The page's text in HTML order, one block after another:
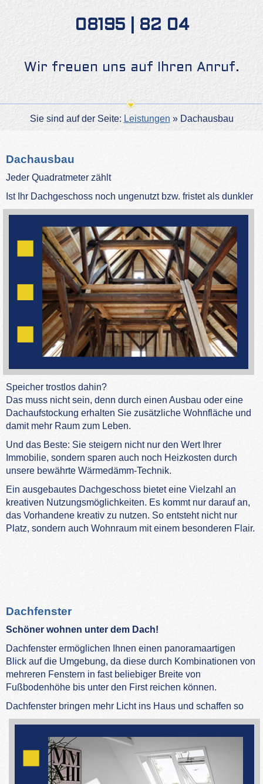
08195 | 82 04
Wir freuen uns auf Ihren Anruf.
Sie sind auf der Seite: Leistungen » Dachausbau
Dachausbau
Jeder Quadratmeter zählt
Ist Ihr Dachgeschoss noch ungenutzt bzw. fristet als dunkler
Speicher trostlos dahin?
Das muss nicht sein, denn durch einen Ausbau oder eine
Dachaufstockung erhalten Sie zusätzliche Wohnfläche und
damit mehr Raum zum Leben.
Und das Beste: Sie steigern nicht nur den Wert Ihrer
Immobilie, sondern sparen auch noch Heizkosten durch
unsere bewährte Wärmedämm-Technik.
Ein ausgebautes Dachgeschoss bietet eine Vielzahl an
kreativen Nutzungsmöglichkeiten. Es kommt nur darauf an,
das Vorhandene kreativ zu nutzen. So entsteht nicht nur
Platz, sondern auch Wohnraum mit einem besonderen Flair.
Dachfenster
Schöner wohnen unter dem Dach!
Dachfenster ermöglichen Ihnen einen panoramaartigen
Blick auf die Umgebung, da diese durch Kombinationen von
mehreren Fenstern in fast beliebiger Breite von
Fußbodenhöhe bis unter den First reichen können.
Dachfenster bringen mehr Licht ins Haus und schaffen so